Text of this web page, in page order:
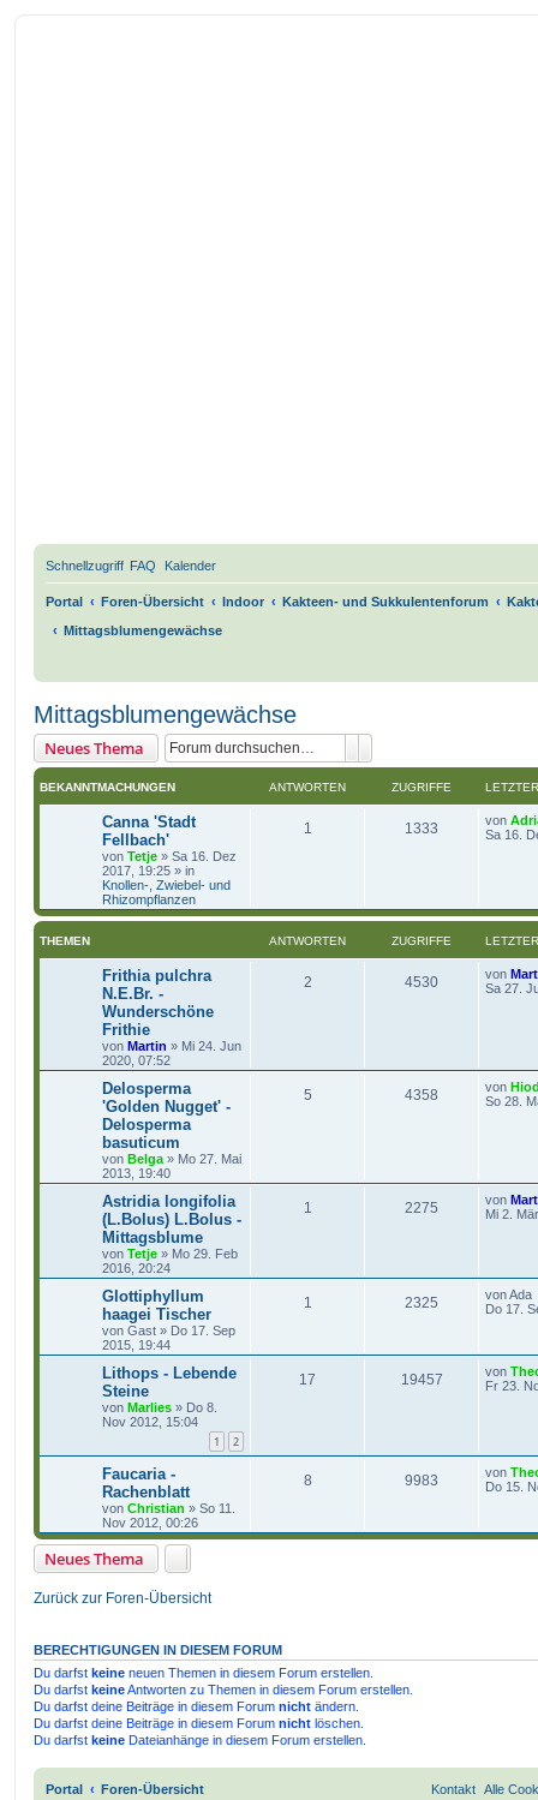
Schnellzugriff FAQ Kalender
Portal Foren-Übersicht Indoor Kakteen- und Sukkulentenforum
Mittagsblumengewächse
Mittagsblumengewächse
Neues Thema
BEKANNTMACHUNGEN ANTWORTEN ZUGRIFFE
Canna 'Stadt
Fellbach'
von Tetje » Sa 16. Dez
2017, 19:25 » in
Knollen-, Zwiebel- und
Rhizompflanzen
1 1333 von
Sa 16.
THEMEN ANTWORTEN ZUGRIFFE
Frithia pulchra
N.E.Br. -
Wunderschöne
Frithie
von Martin » Mi 24. Jun
2020, 07:52
2 4530 von
Sa 27.
Delosperma
'Golden Nugget' -
Delosperma
basuticum
von Belga » Mo 27. Mai
2013, 19:40
5 4358 von
So 28.
Astridia longifolia
(L.Bolus) L.Bolus -
Mittagsblume
von Tetje » Mo 29. Feb
2016, 20:24
1 2275 von
Mi 2.
Glottiphyllum
haagei Tischer
von Gast » Do 17. Sep
2015, 19:44
1 2325 vonAda
Do 17.
Lithops - Lebende
Steine
von Marlies » Do 8.
Nov 2012, 15:04
1 2
17 19457 von
Fr 23.
Faucaria -
Rachenblatt
von Christian » So 11.
Nov 2012, 00:26
8 9983 von
Do 15.
Neues Thema
Zurück zur Foren-Übersicht
BERECHTIGUNGEN IN DIESEM FORUM
Du darfst keine neuen Themen in diesem Forum erstellen.
Du darfst keineAntworten zu Themen in diesem Forum erstellen.
Du darfst deine Beiträge in diesem Forum nicht ändern.
Du darfst deine Beiträge in diesem Forum nicht löschen.
Du darfst keine Dateianhänge in diesem Forum erstellen.
Portal Foren-Übersicht Alle
Kontakt